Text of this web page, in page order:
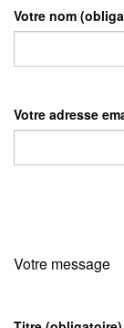
Votre nom
Votre adresse
Votre message